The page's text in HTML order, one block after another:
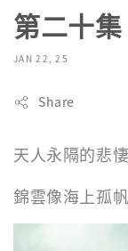
第二十
JAN 22, 25
Share
天人永隔的悲
錦雲像海上孤